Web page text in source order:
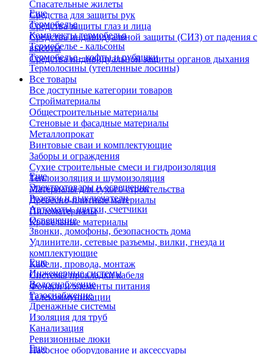
Спасательные жилеты
Средства для защиты рук
Средства защиты глаз и лица
Средства индивидуальной защиты (СИЗ) от падения с
высоты
Средства индивидуальной защиты органов дыхания
Еще
Термобелье
Комплекты термобелья
Термобелье - кальсоны
Термобелье - кофты и рубашки
Термолосины (утепленные лосины)
Все товары
Все доступные категории товаров
Стройматериалы
Общестроительные материалы
Стеновые и фасадные материалы
Металлопрокат
Винтовые сваи и комплектующие
Заборы и ограждения
Сухие строительные смеси и гидроизоляция
Теплоизоляция и шумоизоляция
Материалы для сухого строительства
Древесно-плитные материалы
Пиломатериалы
Кровельные материалы
Еще
Электротовары и освещение
Розетки и выключатели
Автоматы, щитки, счетчики
Освещение
Звонки, домофоны, безопасность дома
Удлинители, сетевые разъемы, вилки, гнезда и
комплектующие
Кабели, провода, монтаж
Системы прокладки кабеля
Фонари и элементы питания
Телекоммуникации
Еще
Инженерные системы
Водоснабжение
Газоснабжение
Дренажные системы
Изоляция для труб
Канализация
Ревизионные люки
Насосное оборудование и аксессуары
Еще